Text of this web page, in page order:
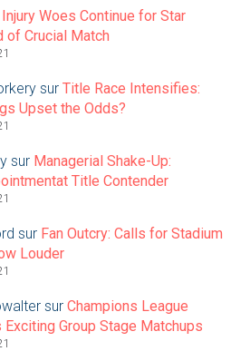
Injury Woes Continue for Star
of Crucial Match
sur Title Race Intensifies:
Upset the Odds?
sur Managerial Shake-Up:
Title Contender
sur Fan Outcry: Calls for Stadium
Louder
sur Champions League
Exciting Group Stage Matchups